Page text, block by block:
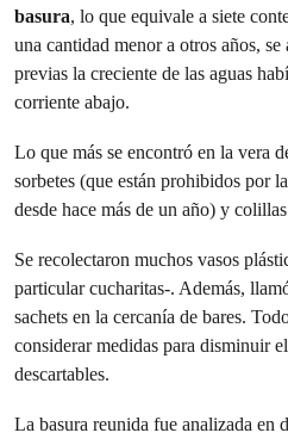
basura, lo que equivale a siete
una cantidad menor a otros años,
previas la creciente de las aguas
corriente abajo.
Lo que más se encontró en la vera
sorbetes (que están prohibidos por
desde hace más de un año) y
Se recolectaron muchos vasos
particular cucharitas-. Además,
sachets en la cercanía de bares.
considerar medidas para disminuir
descartables.
La basura reunida fue analizada en